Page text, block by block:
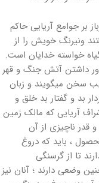
بر جوامع آریایی حاکم
ونیرنگ خویش را از
خواسته خدایان است.
ور داشتن آتش جنگ و قهر
سخن میگویند و زبان
بد و گفتار بد خلق و
در برابراشراف آریایی که مالک زمین
قدر ناچیزی از آن
، باید که دروغ
تا از گرسنگی
چنین وضعی دارند ؛ آنان نیز